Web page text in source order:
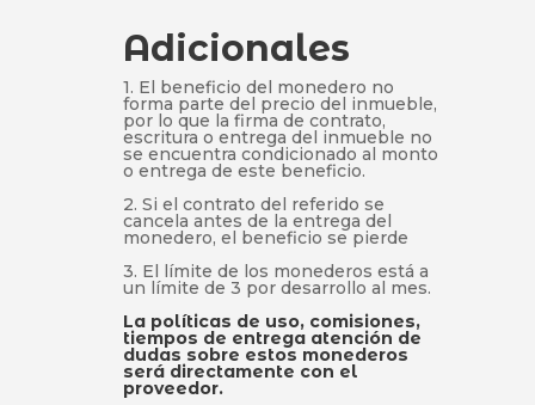
Adicionales
1. El beneficio del monedero no
forma parte del precio del inmueble,
por lo que la firma de contrato,
escritura o entrega del inmueble no
se encuentra condicionado al monto
o entrega de este beneficio.
2. Si el contrato del referido se
cancela antes de la entrega del
monedero, el beneficio se pierde
3. El límite de los monederos está a
un límite de 3 por desarrollo al mes.
La políticas de uso, comisiones,
tiempos de entrega atención de
dudas sobre estos monederos
será directamente con el
proveedor.